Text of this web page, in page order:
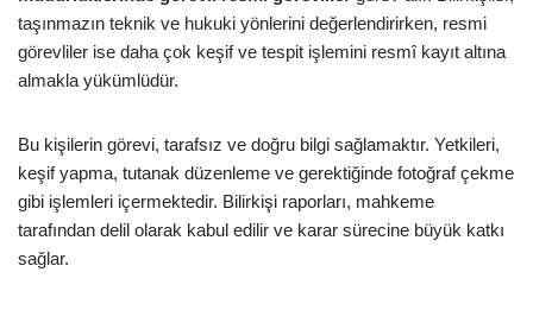
taşınmazın teknik ve hukuki yönlerini değerlendirirken, resmi
görevliler ise daha çok keşif ve tespit işlemini resmî kayıt altına
almakla yükümlüdür.
Bu kişilerin görevi, tarafsız ve doğru bilgi sağlamaktır. Yetkileri,
keşif yapma, tutanak düzenleme ve gerektiğinde fotoğraf çekme
gibi işlemleri içermektedir. Bilirkişi raporları, mahkeme
tarafından delil olarak kabul edilir ve karar sürecine büyük katkı
sağlar.